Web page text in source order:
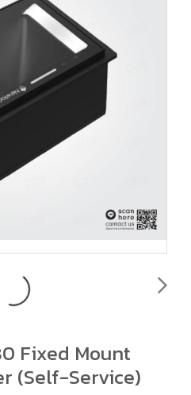
Fixed Mount
(Self-Service)